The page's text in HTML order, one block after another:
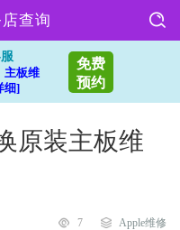
查询
主板维
细]
免费
预约
原装主板维
7 Apple维修